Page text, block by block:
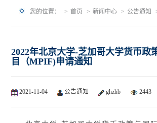
您的位置： 首页 新闻中心 公告通知
2022年北京大学-芝加哥大学货币政
目（MPIF)申请通知
2021-11-04 公告通知 ghzhb 2443